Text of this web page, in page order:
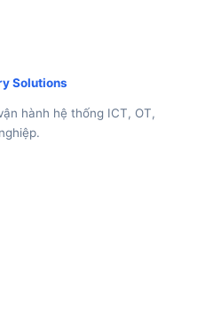
Solutions
hành hệ thống ICT, OT,